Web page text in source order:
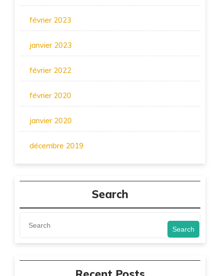
février 2023
janvier 2023
février 2022
février 2020
janvier 2020
décembre 2019
Search
Search